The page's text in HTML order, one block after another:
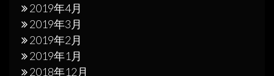
2019年4月
2019年3月
2019年2月
2019年1月
2018年12月